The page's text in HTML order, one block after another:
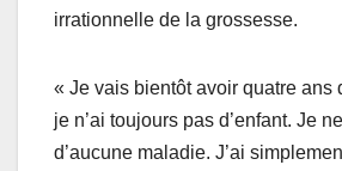
irrationnelle de la grossesse.
« Je vais bientôt avoir quatre ans
je n’ai toujours pas d’enfant. Je
d’aucune maladie. J’ai